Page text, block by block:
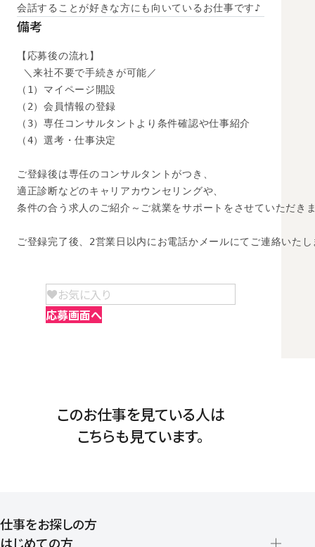
会話することが好きな方にも向いているお仕事です♪
備考
【応募後の流れ】
＼来社不要で手続きが可能／
（1）マイページ開設
（2）会員情報の登録
（3）専任コンサルタントより条件確認や仕事紹介
（4）選考・仕事決定
ご登録後は専任のコンサルタントがつき、
適正診断などのキャリアカウンセリングや、
条件の合う求人のご紹介～ご就業をサポートをさせていただき
ご登録完了後、2営業日以内にお電話かメールにてご連絡いたし
お気に入り
応募画面へ
このお仕事を見ている人は
こちらも見ています。
仕事をお探しの方
はじめての方